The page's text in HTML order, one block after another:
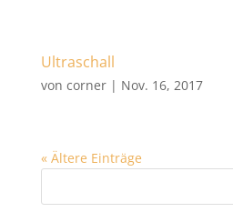
Ultraschall
von corner| Nov. 16, 2017
« Ältere Einträge